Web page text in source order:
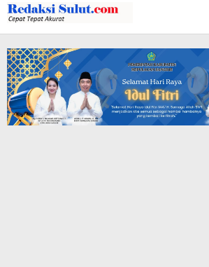
Lewati
ke
konten